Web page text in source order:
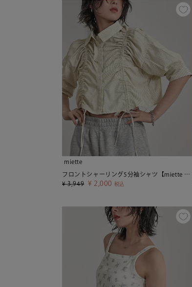
miette
フロントシャーリング5分袖シャツ【miette ミエット】【メール便可／100】
¥ 3,949 ¥ 2,000 税込